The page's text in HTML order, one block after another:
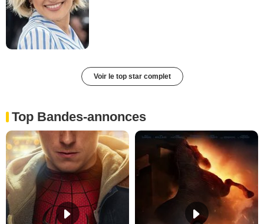
Voir le top star complet
Top Bandes-annonces